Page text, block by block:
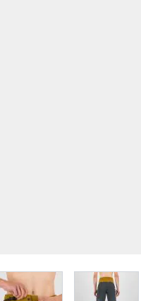
imageView larger image
View